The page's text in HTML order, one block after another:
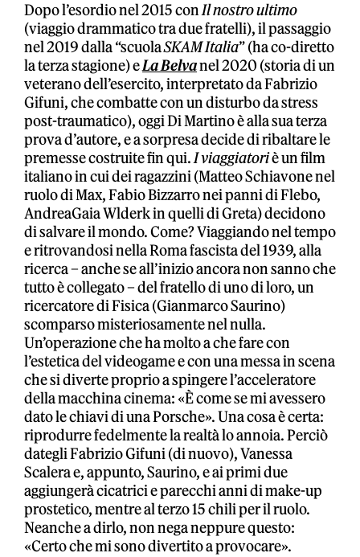
Dopo l’esordio nel 2015 conIl nostro ultimo
(viaggio drammatico tra due fratelli), il passaggio
nel 2019 dalla “scuolaSKAM Italia” (ha co-diretto
la terza stagione) eLa Belvanel 2020 (storia di un
veterano dell’esercito, interpretato da Fabrizio
Gifuni, che combatte con un disturbo da stress
post-traumatico), oggi Di Martino è alla sua terza
prova d’autore, e a sorpresa decide di ribaltare le
premesse costruite fin qui.I viaggiatoriè un film
italiano in cui dei ragazzini (Matteo Schiavone nel
ruolo di Max, Fabio Bizzarro nei panni di Flebo,
AndreaGaia Wlderk in quelli di Greta) decidono
di salvare il mondo. Come? Viaggiando nel tempo
e ritrovandosi nella Roma fascista del 1939, alla
ricerca – anche se all’inizio ancora non sanno che
tutto è collegato – del fratello di uno di loro, un
ricercatore di Fisica (Gianmarco Saurino)
scomparso misteriosamente nel nulla.
Un’operazione che ha molto a che fare con
l’estetica del videogame e con una messa in scena
che si diverte proprio a spingere l’acceleratore
della macchina cinema: «È come se mi avessero
dato le chiavi di una Porsche». Una cosa è certa:
riprodurre fedelmente la realtà lo annoia. Perciò
dategli Fabrizio Gifuni (di nuovo), Vanessa
Scalera e, appunto, Saurino, e ai primi due
aggiungerà cicatrici e parecchi anni di make-up
prostetico, mentre al terzo 15 chili per il ruolo.
Neanche a dirlo, non nega neppure questo:
«Certo che mi sono divertito a provocare».